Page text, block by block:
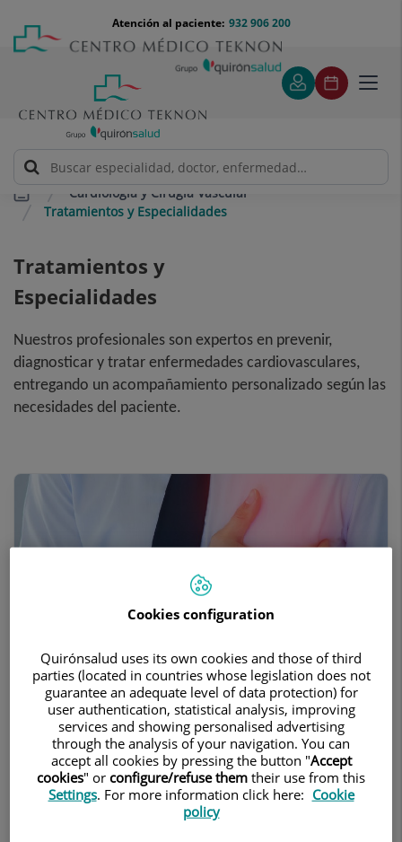
contenido
Menú
teléfono
cabecera
932 906 200
Atención al paciente:
Cardiología y Cirugía Vascular
Tratamientos y Especialidades
Tratamientos y
Especialidades
Nuestros profesionales son expertos en prevenir,
diagnosticar y tratar enfermedades cardiovasculares,
entregando un acompañamiento personalizado según las
necesidades del paciente.
Unidad de Insuficiencia
Cardíaca
La Unidad de Insuficiencia Cardíaca surge como
Cookies configuration
Quirónsalud uses its own cookies and those of third
parties (located in countries whose legislation does not
guarantee an adequate level of data protection) for
user authentication, statistical analysis, improving
services and showing personalised advertising
through the analysis of your navigation. You can
accept all cookies by pressing the button "Accept
cookies" or configure/refuse them their use from this
Settings. For more information click here: Cookie
policy